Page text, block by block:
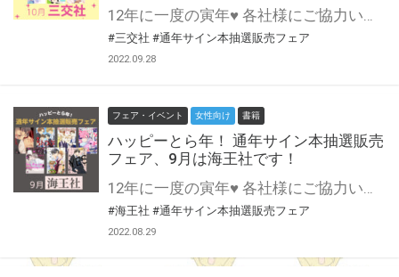
#三交社 #通年サイン本抽選販売フェア
2022.09.28
フェア・イベント 女性向け 書籍
ハッピーとら年！ 通年サイン本抽選販売
フェア、9月は海王社です！
#海王社 #通年サイン本抽選販売フェア
2022.08.29